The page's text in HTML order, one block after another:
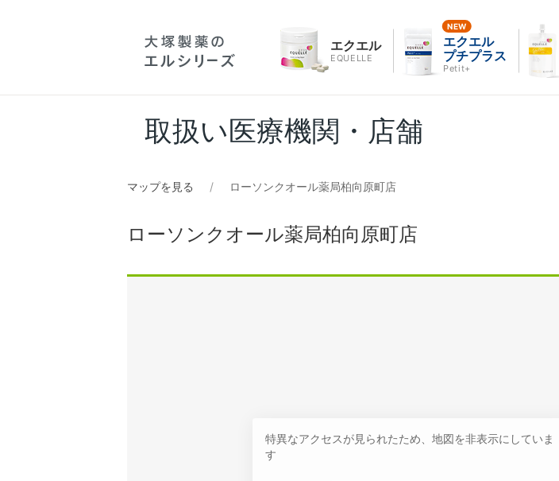
エクエル
EQUELLE
エクエル
プチプラス
Petit+
取扱い医療機関・店舗
マップを見る ローソンクオール薬局柏向原町店
ローソンクオール薬局柏向原町店
特異なアクセスが見られたため、地図を非表示にしていま
す